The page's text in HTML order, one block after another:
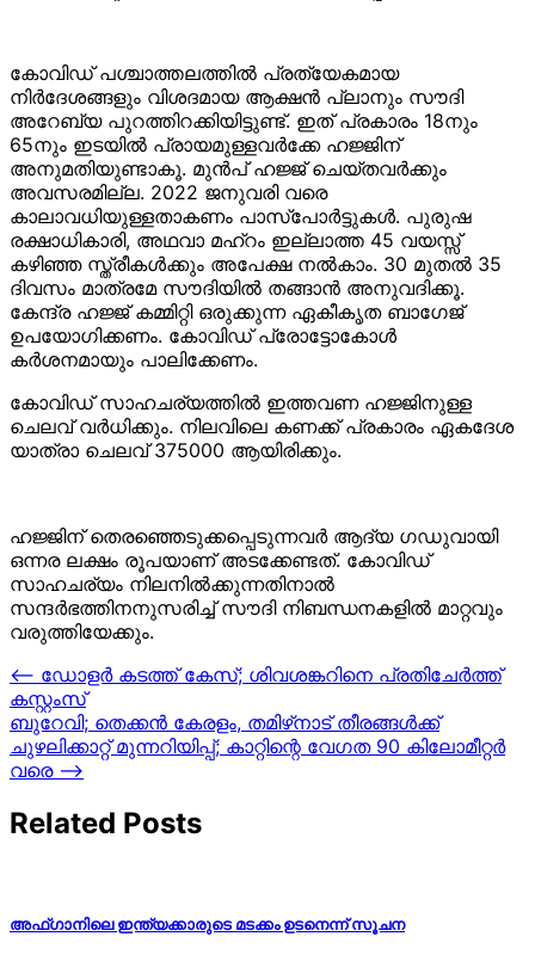
കോവിഡ് പശ്ചാത്തലത്തിൽ പ്രത്യേകമായ
നിർദേശങ്ങളും വിശദമായ ആക്ഷൻ പ്ലാനും സൗദി
അറേബ്യ പുറത്തിറക്കിയിട്ടുണ്ട്. ഇത് പ്രകാരം 18നും
65നും ഇടയിൽ പ്രായമുള്ളവർക്കേ ഹജ്ജിന്
അനുമതിയുണ്ടാകൂ. മുന്‍പ് ഹജ്ജ് ചെയ്തവർക്കും
അവസരമില്ല. 2022 ജനുവരി വരെ
കാലാവധിയുള്ളതാകണം പാസ്പോർട്ടുകൾ. പുരുഷ
രക്ഷാധികാരി, അഥവാ മഹ്റം ഇല്ലാത്ത 45 വയസ്സ്
കഴിഞ്ഞ സ്ത്രീകൾക്കും അപേക്ഷ നൽകാം. 30 മുതല്‍ 35
ദിവസം മാത്രമേ സൗദിയിൽ തങ്ങാൻ അനുവദിക്കൂ.
കേന്ദ്ര ഹജ്ജ് കമ്മിറ്റി ഒരുക്കുന്ന ഏകീകൃത ബാഗേജ്
ഉപയോഗിക്കണം. കോവിഡ് പ്രോട്ടോകോൾ
കർശനമായും പാലിക്കേണം.
കോവിഡ് സാഹചര്യത്തിൽ ഇത്തവണ ഹജ്ജിനുള്ള
ചെലവ് വർധിക്കും. നിലവിലെ കണക്ക് പ്രകാരം ഏകദേശ
യാത്രാ ചെലവ് 375000 ആയിരിക്കും.
ഹജ്ജിന് തെരഞ്ഞെടുക്കപ്പെടുന്നവർ ആദ്യ ഗഡുവായി
ഒന്നര ലക്ഷം രൂപയാണ് അടക്കേണ്ടത്. കോവിഡ്
സാഹചര്യം നിലനിൽക്കുന്നതിനാൽ
സന്ദർഭത്തിനനുസരിച്ച് സൗദി നിബന്ധനകളിൽ മാറ്റവും
വരുത്തിയേക്കും.
Post
navigation
⟵ ഡോളര്‍ കടത്ത് കേസ്; ശിവശങ്കറിനെ പ്രതിചേര്‍ത്ത്
കസ്റ്റംസ്
ബുറേവി; തെക്കന്‍ കേരളം, തമിഴ്‌നാട് തീരങ്ങള്‍ക്ക്
ചുഴലിക്കാറ്റ് മുന്നറിയിപ്പ്; കാറ്റിന്റെ വേഗത 90 കിലോമീറ്റര്‍
വരെ ⟶
Related Posts
അഫ്ഗാനിലെ ഇന്ത്യക്കാരുടെ മടക്കം ഉടനെന്ന് സൂചന